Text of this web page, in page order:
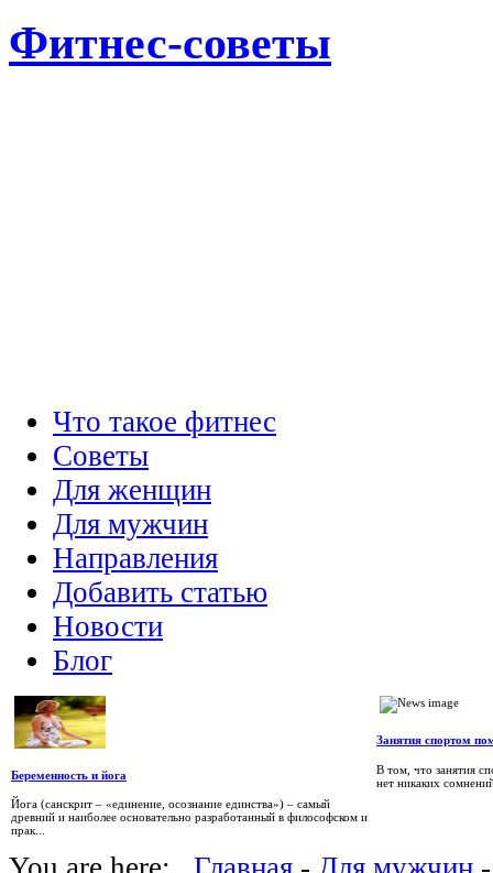
Фитнес-советы
Что такое фитнес
Советы
Для женщин
Для мужчин
Направления
Добавить статью
Новости
Блог
Беременность и йога
Йога (санскрит – «единение, осознание единства») – самый
древний и наиболее основательно разработанный в философском и
прак...
Занятия спортом
В том, что занятия
нет никаких